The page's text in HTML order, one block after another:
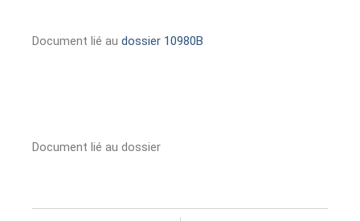
Document lié au dossier 10980B
Document lié au dossier